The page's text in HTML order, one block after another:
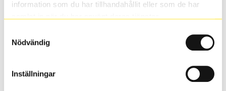
information som du har tillhandahållit eller som de har
Nödvändig
Inställningar
valt passar din bilmodell. Om du köper däck som skall
sättas på dina befintliga fälgar, se till att kolla en extra
Ibland kan fälgen ha bytts ut under årens lopp och
inte vara samma dimension som bilen hade ut från